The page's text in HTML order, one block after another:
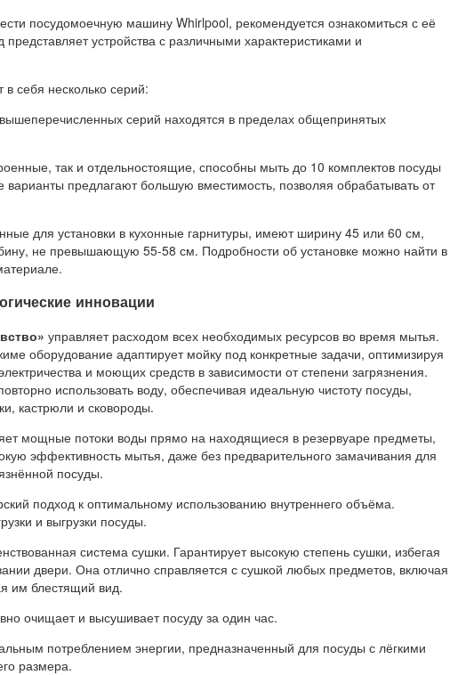
посудомоечную машину Whirlpool, рекомендуется ознакомиться с её
устройства с различными характеристиками и
себя несколько серий:
серий находятся в пределах общепринятых
так и отдельностоящие, способны мыть до 10 комплектов посуды
варианты предлагают большую вместимость, позволяя обрабатывать от
для установки в кухонные гарнитуры, имеют ширину 45 или 60 см,
не превышающую 55-58 см. Подробности об установке можно найти в
инновации
управляет расходом всех необходимых ресурсов во время мытья.
оборудование адаптирует мойку под конкретные задачи, оптимизируя
и моющих средств в зависимости от степени загрязнения.
использовать воду, обеспечивая идеальную чистоту посуды,
кастрюли и сковороды.
мощные потоки воды прямо на находящиеся в резервуаре предметы,
эффективность мытья, даже без предварительного замачивания для
посуды.
подход к оптимальному использованию внутреннего объёма.
и выгрузки посуды.
система сушки. Гарантирует высокую степень сушки, избегая
двери. Она отлично справляется с сушкой любых предметов, включая
им блестящий вид.
очищает и высушивает посуду за один час.
потреблением энергии, предназначенный для посуды с лёгкими
размера.